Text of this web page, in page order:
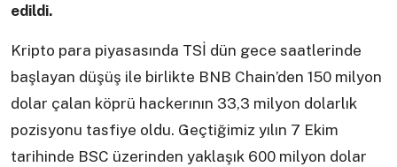
edildi.
Kripto para piyasasında TSİ dün gece saatlerinde
başlayan düşüş ile birlikte BNB Chain’den 150 milyon
dolar çalan köprü hackerının 33,3 milyon dolarlık
pozisyonu tasfiye oldu. Geçtiğimiz yılın 7 Ekim
tarihinde BSC üzerinden yaklaşık 600 milyon dolar